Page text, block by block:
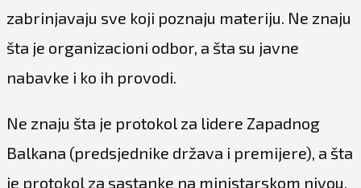
zabrinjavaju sve koji poznaju materiju. Ne znaju
šta je organizacioni odbor, a šta su javne
nabavke i ko ih provodi.
Ne znaju šta je protokol za lidere Zapadnog
Balkana (predsjednike država i premijere), a šta
je protokol za sastanke na ministarskom nivou.